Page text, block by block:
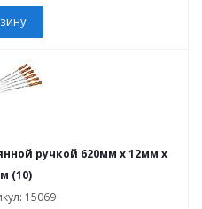
ручкой 620мм x 12мм x
(10)
15069